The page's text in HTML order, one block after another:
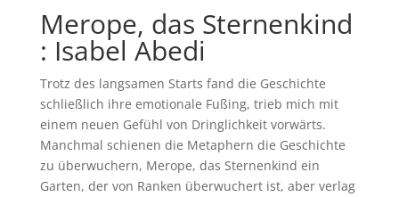
Merope, das Sternenkind
: Isabel Abedi
Trotz des langsamen Starts fand die Geschichte
schließlich ihre emotionale Fußing, trieb mich mit
einem neuen Gefühl von Dringlichkeit vorwärts.
Manchmal schienen die Metaphern die Geschichte
zu überwuchern, Merope, das Sternenkind ein
Garten, der von Ranken überwuchert ist, aber verlag